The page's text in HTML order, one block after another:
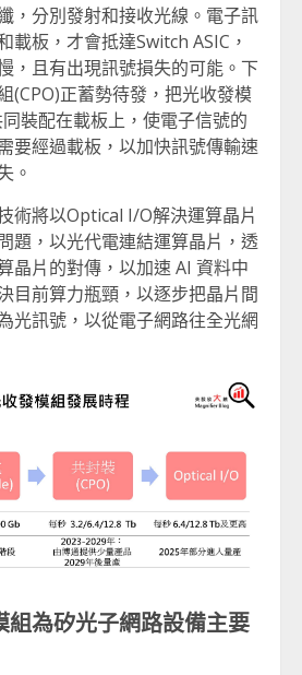
，分別發射和接收光線。電子訊
載板，才會抵達Switch ASIC，
，且有出現訊號損失的可能。下
(CPO)正蓄勢待發，把光收發模
裝配在載板上，使電子信號的
要經過載板，以加快訊號傳輸速
。
術將以Optical I/O解決運算晶片
題，以光代電連結運算晶片，透
晶片的對傳，以加速 AI 資料中
目前算力瓶頸，以逐步把晶片間
光訊號，以從電子網路往全光網
組為矽光子網路設備主要